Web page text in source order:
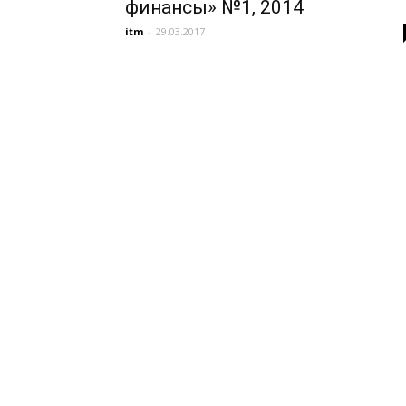
финансы» №1, 2014
itm - 29.03.2017